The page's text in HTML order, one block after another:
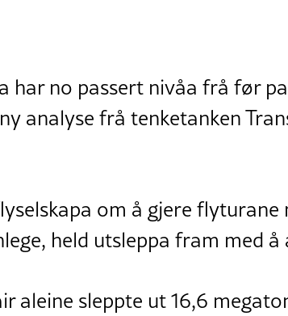
har no passert nivåa frå før
analyse frå tenketanken
om å gjere flyturane
held utsleppa fram med å
aleine sleppte ut 16,6